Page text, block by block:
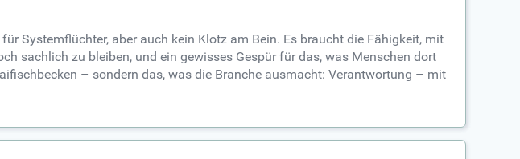
Systemflüchter, aber auch kein Klotz am Bein. Es braucht die Fähigkeit, mit
sachlich zu bleiben, und ein gewisses Gespür für das, was Menschen dort
– sondern das, was die Branche ausmacht: Verantwortung – mit